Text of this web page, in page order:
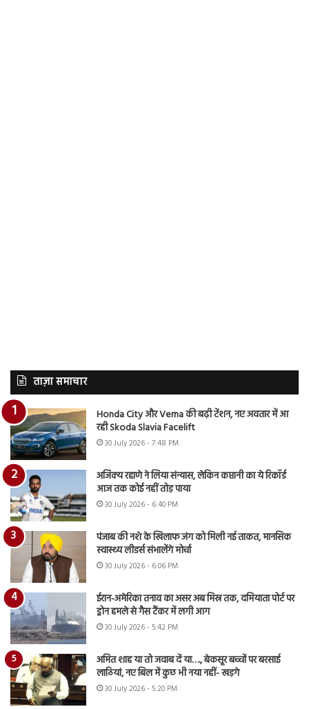
ताज़ा समाचार
Honda City और Verna की बढ़ी टेंशन, नए अवतार में आ
रही Skoda Slavia Facelift
30 July 2026 - 7:48 PM
अजिंक्य रहाणे ने लिया संन्यास, लेकिन कप्तानी का ये रिकॉर्ड
आज तक कोई नहीं तोड़ पाया
30 July 2026 - 6:40 PM
पंजाब की नशे के खिलाफ जंग को मिली नई ताकत, मानसिक
स्वास्थ्य लीडर्स संभालेंगे मोर्चा
30 July 2026 - 6:06 PM
ईरान-अमेरिका तनाव का असर अब मिस्र तक, दमियाता पोर्ट पर
ड्रोन हमले से गैस टैंकर में लगी आग
30 July 2026 - 5:42 PM
अमित शाह या तो जवाब दें या…., बेकसूर बच्चों पर बरसाई
लाठियां, नए बिल में कुछ भी नया नहीं- खड़गे
30 July 2026 - 5:20 PM